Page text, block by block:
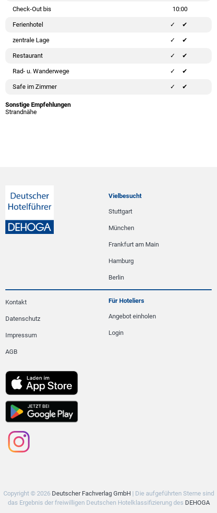
Check-Out bis 10:00
Ferienhotel ✔
zentrale Lage ✔
Restaurant ✔
Rad- u. Wanderwege ✔
Safe im Zimmer ✔
Sonstige Empfehlungen
Strandnähe
Vielbesucht
Stuttgart
München
Frankfurt am Main
Hamburg
Berlin
Kontakt
Datenschutz
Impressum
AGB
Für Hoteliers
Angebot einholen
Login
Copyright © 2026 Deutscher Fachverlag GmbH| Die aufgeführten Sterne sind
das Ergebnis der freiwilligen Deutschen Hotelklassifizierung des DEHOGA